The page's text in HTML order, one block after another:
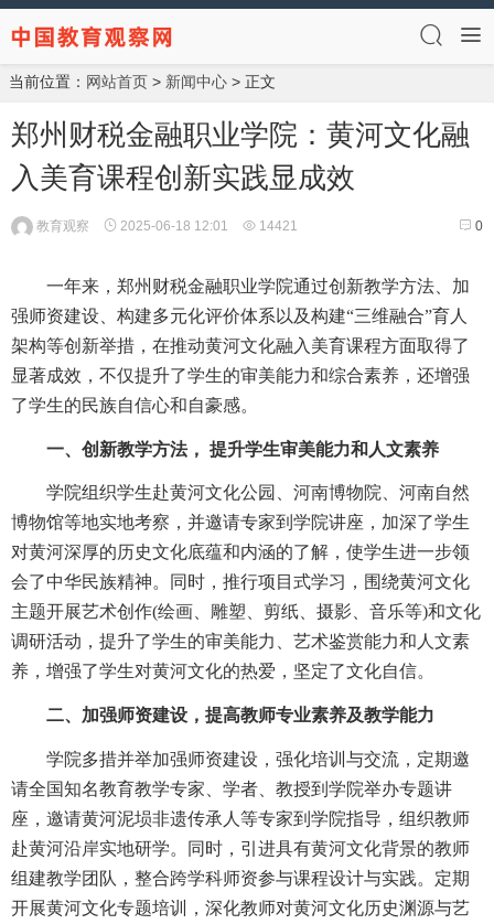
当前位置： 网站首页 > 新闻中心 > 正文
郑州财税金融职业学院：黄河文化融
入美育课程创新实践显成效
0
教育观察 2025-06-18 12:01 14421
一年来，郑州财税金融职业学院通过创新教学方法、加
强师资建设、构建多元化评价体系以及构建“三维融合”育人
架构等创新举措，在推动黄河文化融入美育课程方面取得了
显著成效，不仅提升了学生的审美能力和综合素养，还增强
了学生的民族自信心和自豪感。
一、创新教学方法， 提升学生审美能力和人文素养
学院组织学生赴黄河文化公园、河南博物院、河南自然
博物馆等地实地考察，并邀请专家到学院讲座，加深了学生
对黄河深厚的历史文化底蕴和内涵的了解，使学生进一步领
会了中华民族精神。同时，推行项目式学习，围绕黄河文化
主题开展艺术创作(绘画、雕塑、剪纸、摄影、音乐等)和文化
调研活动，提升了学生的审美能力、艺术鉴赏能力和人文素
养，增强了学生对黄河文化的热爱，坚定了文化自信。
二、加强师资建设，提高教师专业素养及教学能力
学院多措并举加强师资建设，强化培训与交流，定期邀
请全国知名教育教学专家、学者、教授到学院举办专题讲
座，邀请黄河泥埙非遗传承人等专家到学院指导，组织教师
赴黄河沿岸实地研学。同时，引进具有黄河文化背景的教师
组建教学团队，整合跨学科师资参与课程设计与实践。定期
开展黄河文化专题培训，深化教师对黄河文化历史渊源与艺